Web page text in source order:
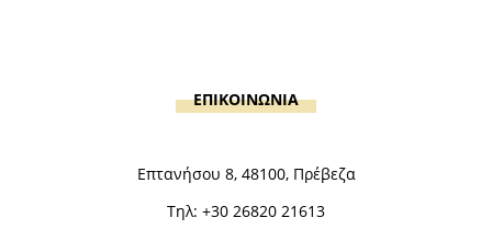
ΕΠΙΚΟΙΝΩΝΙΑ
Επτανήσου 8, 48100, Πρέβεζα
Τηλ: +30 26820 21613